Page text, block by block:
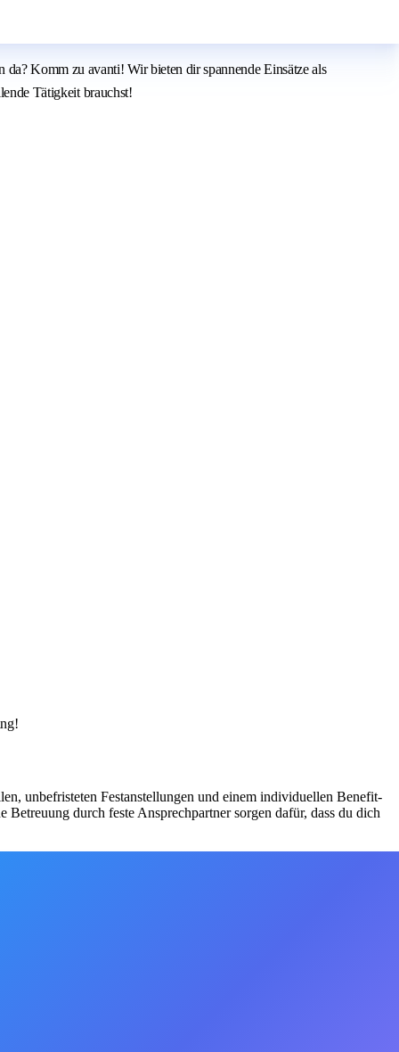
Komm zu avanti! Wir bieten dir spannende Einsätze als
Tätigkeit brauchst!
unbefristeten Festanstellungen und einem individuellen Benefit-
durch feste Ansprechpartner sorgen dafür, dass du dich